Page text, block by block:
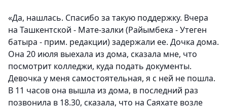
«Да, нашлась. Спасибо за такую поддержку. Вчера
на Ташкентской - Мате-залки (Райымбека - Утеген
батыра - прим. редакции) задержали ее. Дочка дома.
Она 20 июля выехала из дома, сказала мне, что
посмотрит колледжи, куда подать документы.
Девочка у меня самостоятельная, я с ней не пошла.
В 11 часов она вышла из дома, в последний раз
позвонила в 18.30, сказала, что на Саяхате возле